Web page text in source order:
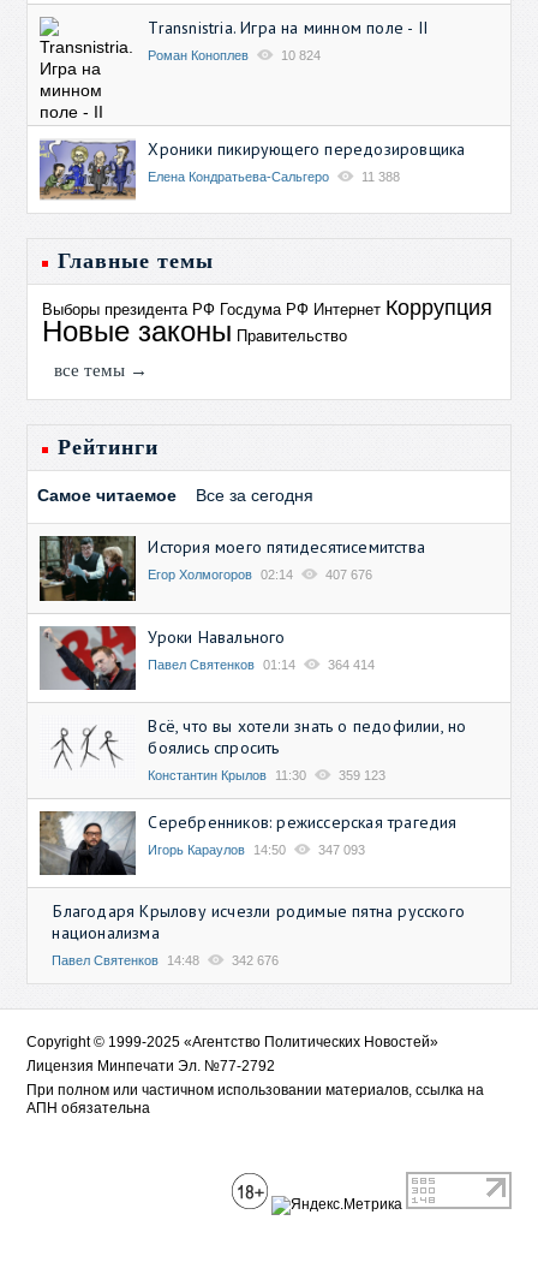
Transnistria. Игра на минном поле - II
Роман Коноплев 10 824
Хроники пикирующего передозировщика
Елена Кондратьева-Сальгеро 11 388
Главные темы
Выборы президента РФ Госдума РФ Интернет Коррупция
Новые законы Правительство
все темы →
Рейтинги
Самое читаемое Все за сегодня
История моего пятидесятисемитства
Егор Холмогоров 02:14 407 676
Уроки Навального
Павел Святенков 01:14 364 414
Всё, что вы хотели знать о педофилии, но
боялись спросить
Константин Крылов 11:30 359 123
Серебренников: режиссерская трагедия
Игорь Караулов 14:50 347 093
Благодаря Крылову исчезли родимые пятна русского
национализма
Павел Святенков 14:48 342 676
Copyright © 1999-2025 «Агентство Политических Новостей»
Лицензия Минпечати Эл. №77-2792
При полном или частичном использовании материалов, ссылка на
АПН обязательна